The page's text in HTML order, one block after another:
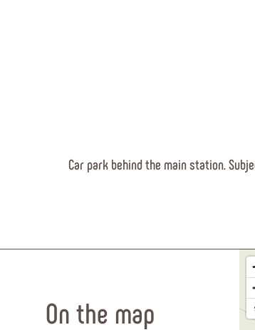
Car park behind the main station.
On the map